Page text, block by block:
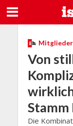
Mitglieder
Von
Stamm
Die